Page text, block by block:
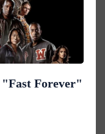
"Fast Forever"